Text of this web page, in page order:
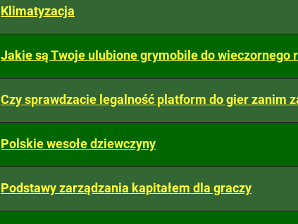
Klimatyzacja
Jakie są Twoje ulubione grymobile do wieczornego
Czy sprawdzacie legalność platform do gier zanim
Polskie wesołe dziewczyny
Podstawy zarządzania kapitałem dla graczy